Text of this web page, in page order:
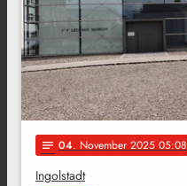
notes 04. November 2025 05:08
Ingolstadt